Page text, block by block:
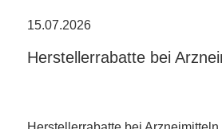
15.07.2026
Herstellerrabatte bei